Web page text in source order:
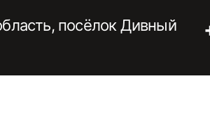
посёлок Дивный